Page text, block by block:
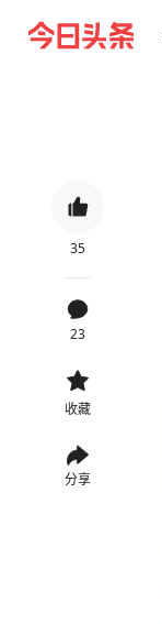
35
23
收藏
分享